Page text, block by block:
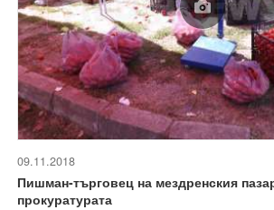
09.11.2018
Пишман-търговец на мездренския
прокуратурата